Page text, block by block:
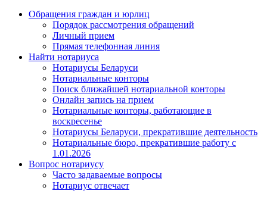
Обращения граждан и юрлиц
Порядок рассмотрения обращений
Личный прием
Прямая телефонная линия
Найти нотариуса
Нотариусы Беларуси
Нотариальные конторы
Поиск ближайшей нотариальной конторы
Онлайн запись на прием
Нотариальные конторы, работающие в
воскресенье
Нотариусы Беларуси, прекратившие деятельность
Нотариальные бюро, прекратившие работу с
1.01.2026
Вопрос нотариусу
Часто задаваемые вопросы
Нотариус отвечает